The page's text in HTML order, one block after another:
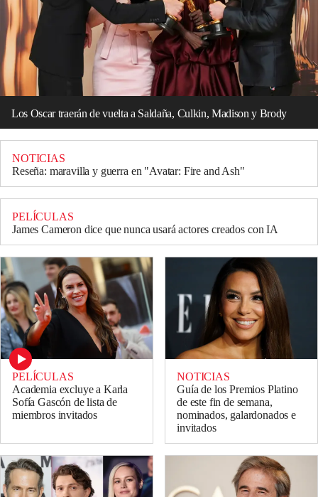
Los Oscar traerán de vuelta a Saldaña, Culkin, Madison y Brody
NOTICIAS
Reseña: maravilla y guerra en "Avatar: Fire and Ash"
PELÍCULAS
James Cameron dice que nunca usará actores creados con IA
PELÍCULAS
Academia excluye a Karla
Sofía Gascón de lista de
miembros invitados
NOTICIAS
Guía de los Premios Platino
de este fin de semana,
nominados, galardonados e
invitados